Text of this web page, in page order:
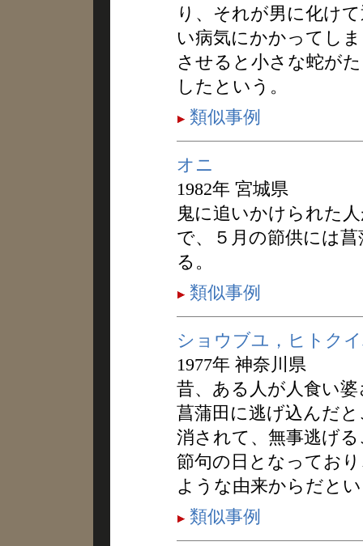
り、それが男に化け
い病気にかかってし
させると小さな蛇が
したという。
類似事例
オニ
1982年 宮城県
鬼に追いかけられた
で、５月の節供には
る。
類似事例
ショウブユ，ヒトク
1977年 神奈川県
昔、ある人が人食い
菖蒲田に逃げ込んだ
消されて、無事逃げ
節句の日となってお
ような由来からだと
類似事例